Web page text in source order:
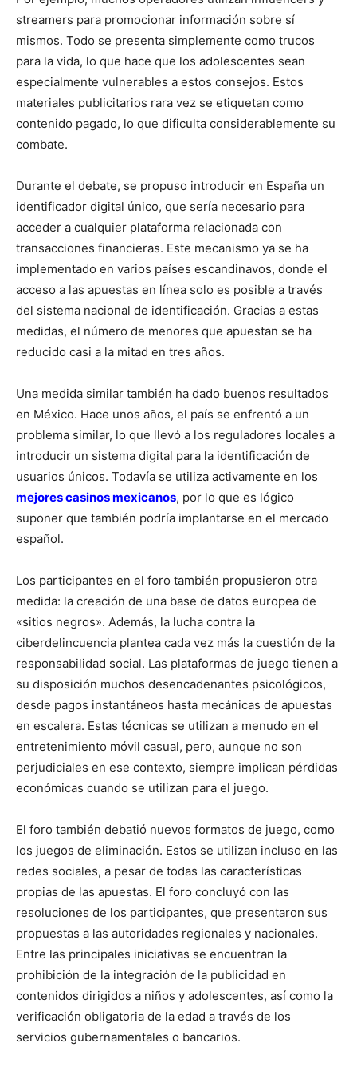
streamers para promocionar información sobre sí
mismos. Todo se presenta simplemente como trucos
para la vida, lo que hace que los adolescentes sean
especialmente vulnerables a estos consejos. Estos
materiales publicitarios rara vez se etiquetan como
contenido pagado, lo que dificulta considerablemente su
combate.
Durante el debate, se propuso introducir en España un
identificador digital único, que sería necesario para
acceder a cualquier plataforma relacionada con
transacciones financieras. Este mecanismo ya se ha
implementado en varios países escandinavos, donde el
acceso a las apuestas en línea solo es posible a través
del sistema nacional de identificación. Gracias a estas
medidas, el número de menores que apuestan se ha
reducido casi a la mitad en tres años.
Una medida similar también ha dado buenos resultados
en México. Hace unos años, el país se enfrentó a un
problema similar, lo que llevó a los reguladores locales a
introducir un sistema digital para la identificación de
usuarios únicos. Todavía se utiliza activamente en los
mejores casinos mexicanos, por lo que es lógico
suponer que también podría implantarse en el mercado
español.
Los participantes en el foro también propusieron otra
medida: la creación de una base de datos europea de
«sitios negros». Además, la lucha contra la
ciberdelincuencia plantea cada vez más la cuestión de la
responsabilidad social. Las plataformas de juego tienen a
su disposición muchos desencadenantes psicológicos,
desde pagos instantáneos hasta mecánicas de apuestas
en escalera. Estas técnicas se utilizan a menudo en el
entretenimiento móvil casual, pero, aunque no son
perjudiciales en ese contexto, siempre implican pérdidas
económicas cuando se utilizan para el juego.
El foro también debatió nuevos formatos de juego, como
los juegos de eliminación. Estos se utilizan incluso en las
redes sociales, a pesar de todas las características
propias de las apuestas. El foro concluyó con las
resoluciones de los participantes, que presentaron sus
propuestas a las autoridades regionales y nacionales.
Entre las principales iniciativas se encuentran la
prohibición de la integración de la publicidad en
contenidos dirigidos a niños y adolescentes, así como la
verificación obligatoria de la edad a través de los
servicios gubernamentales o bancarios.